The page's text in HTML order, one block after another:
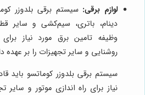
لوازم برقی: سیستم برقی بلدوزر
دینام، باتری، سیم‌کشی و سایر
وظیفه تامین برق مورد نیاز
روشنایی و سایر تجهیزات را بر عهده
سیستم برقی بلدوزر کوماتسو باید
نیاز برای راه اندازی موتور و